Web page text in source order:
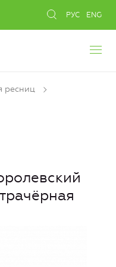
РУС ENG
ресниц